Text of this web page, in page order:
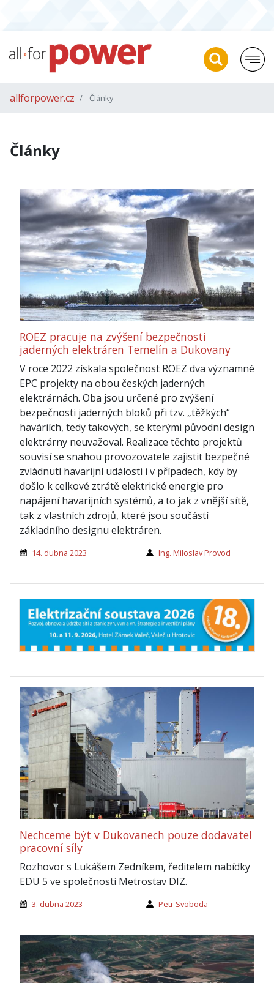
allforpower.cz Články
Články
ROEZ pracuje na zvýšení bezpečnosti
jaderných elektráren Temelín a Dukovany
V roce 2022 získala společnost ROEZ dva významné
EPC projekty na obou českých jaderných
elektrárnách. Oba jsou určené pro zvýšení
bezpečnosti jaderných bloků při tzv. „těžkých“
haváriích, tedy takových, se kterými původní design
elektrárny neuvažoval. Realizace těchto projektů
souvisí se snahou provozovatele zajistit bezpečné
zvládnutí havarijní události i v případech, kdy by
došlo k celkové ztrátě elektrické energie pro
napájení havarijních systémů, a to jak z vnější sítě,
tak z vlastních zdrojů, které jsou součástí
základního designu elektráren.
14. dubna 2023 Ing. Miloslav Provod
Nechceme být v Dukovanech pouze dodavatel
pracovní síly
Rozhovor s Lukášem Zedníkem, ředitelem nabídky
EDU 5 ve společnosti Metrostav DIZ.
3. dubna 2023 Petr Svoboda